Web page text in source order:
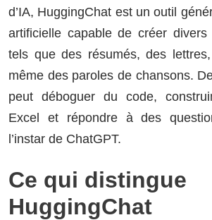
d’IA, HuggingChat est un outil
artificielle capable de créer
tels que des résumés, des
même des paroles de chansons.
peut déboguer du code,
Excel et répondre à des
l’instar de ChatGPT.
Ce qui distingue
HuggingChat